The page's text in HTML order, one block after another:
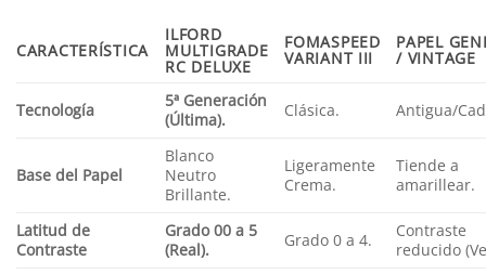
CARACTERÍSTICA
ILFORD
MULTIGRADE
RC DELUXE
FOMASPEED
VARIANT III
PAPEL
/ VINTAGE
Tecnología
5ª Generación
(Última).
Clásica. Antigua/
Base del Papel
Blanco
Neutro
Brillante.
Ligeramente
Crema.
Tiende a
amarillear.
Latitud de
Contraste
Grado 00 a 5
(Real).
Grado 0 a 4.
Contraste
reducido